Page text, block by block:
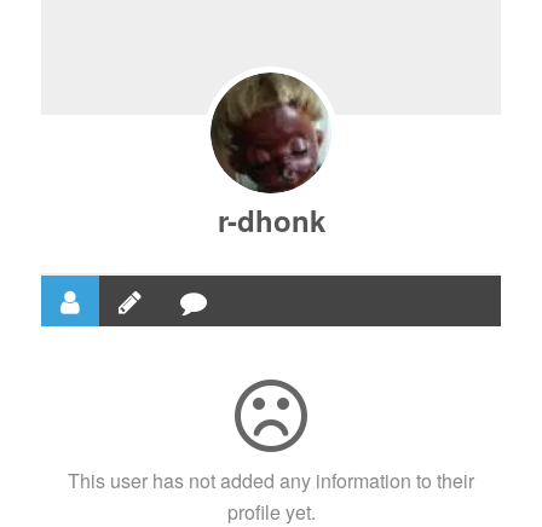
r-dhonk
This user has not added any information to their
profile yet.